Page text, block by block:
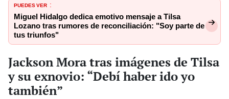
PUEDES VER :
Miguel Hidalgo dedica emotivo mensaje a Tilsa
Lozano tras rumores de reconciliación: "Soy parte de
tus triunfos"
Jackson Mora tras imágenes de Tilsa
y su exnovio: “Debí haber ido yo
también”